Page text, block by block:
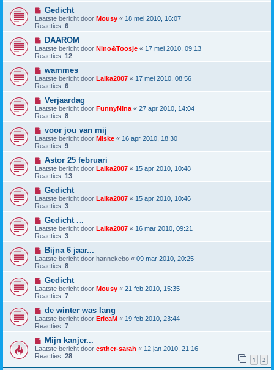
Gedicht
Laatste bericht door Mousy « 18 mei 2010, 16:07
Reacties: 6
DAAROM
Laatste bericht door Nino&Toosje « 17 mei 2010, 09:13
Reacties: 12
wammes
Laatste bericht door Laika2007 « 17 mei 2010, 08:56
Reacties: 6
Verjaardag
Laatste bericht door FunnyNina « 27 apr 2010, 14:04
Reacties: 8
voor jou van mij
Laatste bericht door Miske « 16 apr 2010, 18:30
Reacties: 9
Astor 25 februari
Laatste bericht door Laika2007 « 15 apr 2010, 10:48
Reacties: 13
Gedicht
Laatste bericht door Laika2007 « 15 apr 2010, 10:46
Reacties: 3
Gedicht ...
Laatste bericht door Laika2007 « 16 mar 2010, 09:21
Reacties: 3
Bijna 6 jaar...
Laatste bericht door hannekebo « 09 mar 2010, 20:25
Reacties: 8
Gedicht
Laatste bericht door Mousy « 21 feb 2010, 15:35
Reacties: 7
de winter was lang
Laatste bericht door EricaM « 19 feb 2010, 23:44
Reacties: 7
Mijn kanjer...
Laatste bericht door esther-sarah « 12 jan 2010, 21:16
Reacties: 28 1 2